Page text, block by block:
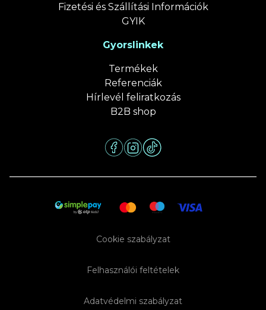
Fizetési és Szállítási Információk
GYIK
Gyorslinkek
Termékek
Referenciák
Hírlevél feliratkozás
B2B shop
Adatvédelmi szabályzat
Felhasználói feltételek
Cookie szabályzat